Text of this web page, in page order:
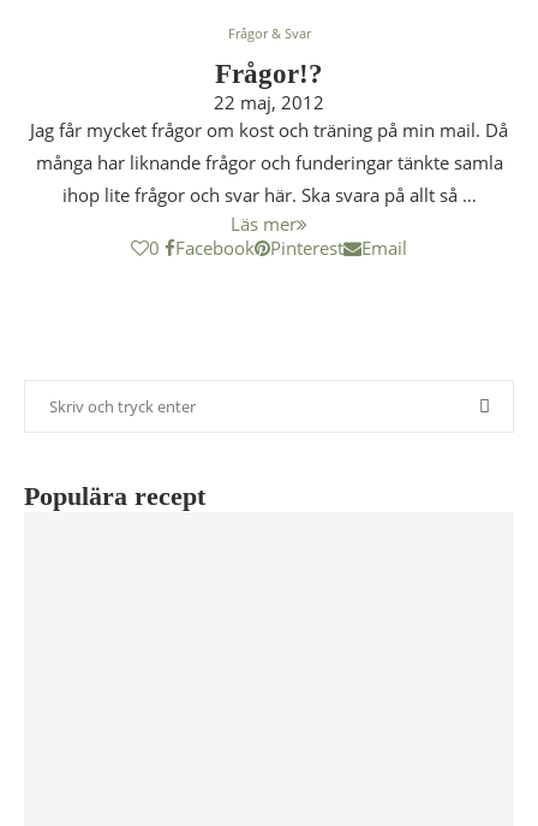
Frågor & Svar
Frågor!?
22 maj, 2012
Jag får mycket frågor om kost och träning på min mail. Då
många har liknande frågor och funderingar tänkte samla
ihop lite frågor och svar här. Ska svara på allt så …
Läs mer
0
Facebook Pinterest Email
Populära recept